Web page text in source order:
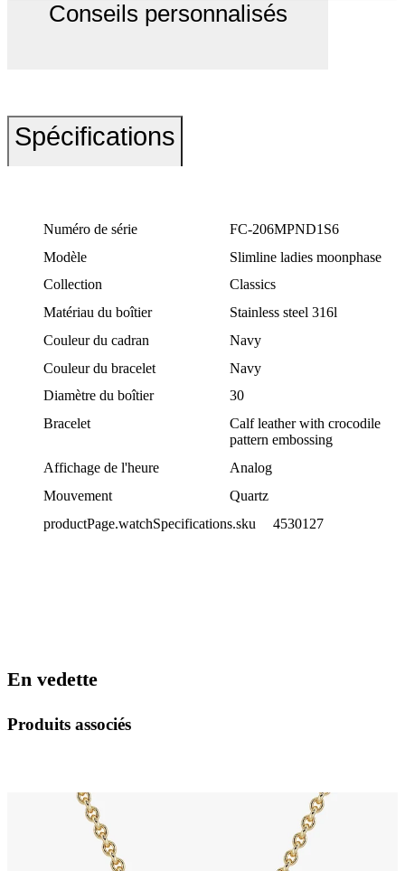
Conseils personnalisés
Spécifications
Numéro de série
FC-206MPND1S6
Modèle
Slimline ladies moonphase
Collection
Classics
Matériau du boîtier
Stainless steel 316l
Couleur du cadran
Navy
Couleur du bracelet
Navy
Diamètre du boîtier
30
Bracelet
Calf leather with crocodile
pattern embossing
Affichage de l'heure
Analog
Mouvement
Quartz
productPage.watchSpecifications.sku
4530127
En vedette
Produits associés